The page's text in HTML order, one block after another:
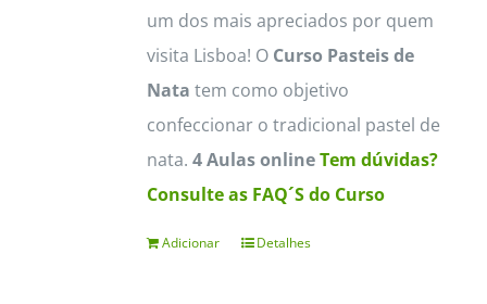
be
chosen
on
the
product
page
um dos mais apreciados por quem
visita Lisboa! O Curso Pasteis de
Nata tem como objetivo
confeccionar o tradicional pastel de
nata. 4 Aulas onlineTem dúvidas?
Consulte as FAQ´S do Curso
Adicionar Detalhes